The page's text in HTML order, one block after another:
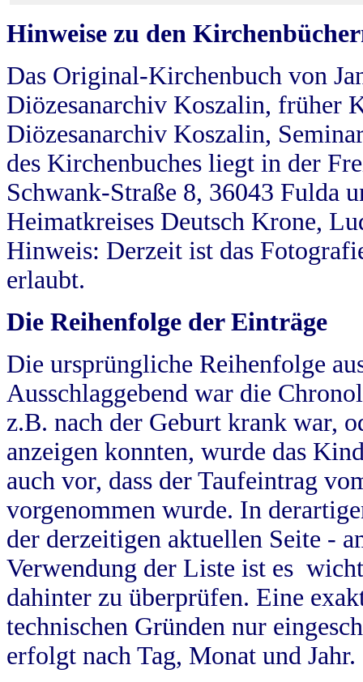
Hinweise zu den
Das Original-Kirchenbuch von
Diözesanarchiv Koszalin, früher
Diözesanarchiv Koszalin,
des Kirchenbuches liegt in der
Schwank-Straße 8, 36043 Fulda
Heimatkreises Deutsch Krone,
Hinweis: Derzeit ist das
erlaubt.
Die Reihenfolge der Einträge
Die ursprüngliche Reihenfolge
Ausschlaggebend war die
z.B. nach der Geburt krank war,
anzeigen konnten, wurde das
auch vor, dass der Taufeintrag
vorgenommen wurde. In
der derzeitigen aktuellen Seite -
Verwendung der Liste ist es
dahinter zu überprüfen. Eine
technischen Gründen nur
erfolgt nach Tag, Monat und Jahr.